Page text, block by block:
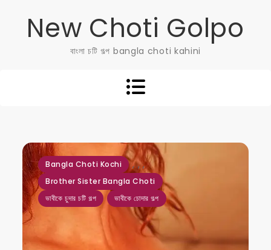
New Choti Golpo
বাংলা চটি গল্প bangla choti kahini
Bangla Choti Kochi ,
Brother Sister Bangla Choti
,
ভাবীকে চুদার চটি গল্প
,
ভাবীকে চোদার গল্প